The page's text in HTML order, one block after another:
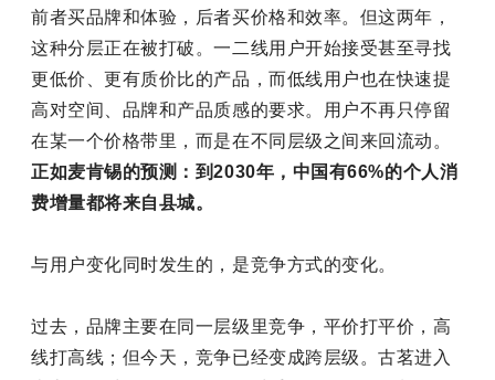
前者买品牌和体验，后者买价格和效率。但这两年，
这种分层正在被打破。一二线用户开始接受甚至寻找
更低价、更有质价比的产品，而低线用户也在快速提
高对空间、品牌和产品质感的要求。用户不再只停留
在某一个价格带里，而是在不同层级之间来回流动。
正如麦肯锡的预测：到2030年，中国有66%的个人消
费增量都将来自县城。
与用户变化同时发生的，是竞争方式的变化。
过去，品牌主要在同一层级里竞争，平价打平价，高
线打高线；但今天，竞争已经变成跨层级。古茗进入